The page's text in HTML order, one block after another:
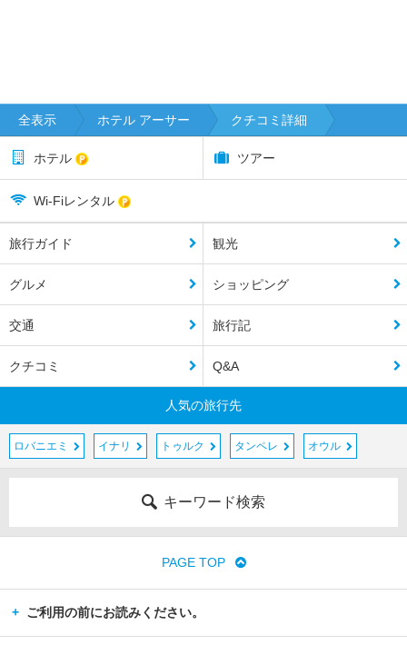
全表示 ホテル アーサー クチコミ詳細
ホテル ツアー
Wi-Fiレンタル
旅行ガイド 観光
グルメ ショッピング
交通 旅行記
クチコミ Q&A
人気の旅行先
ロバニエミ イナリ トゥルク タンペレ オウル
キーワード検索
PAGE TOP
ご利用の前にお読みください。